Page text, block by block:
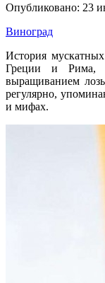
Опубликовано: 23
Виноград
История
Греции и Рима,
выращиванием
регулярно,
и мифах.